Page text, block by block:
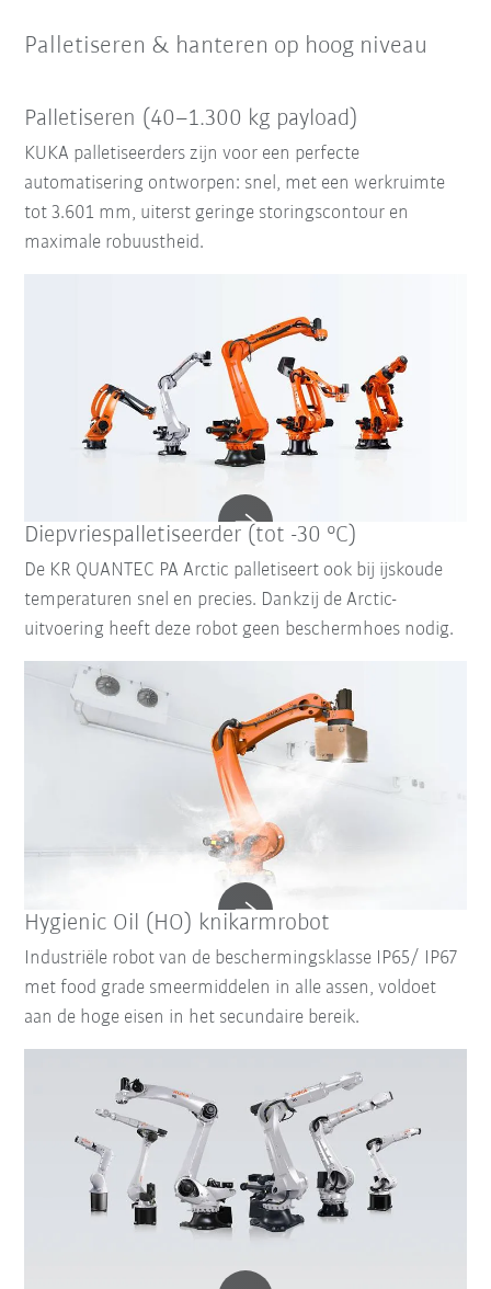
Palletiseren & hanteren op hoog niveau
Palletiseren (40–1.300 kg payload)
KUKA palletiseerders zijn voor een perfecte
automatisering ontworpen: snel, met een werkruimte
tot 3.601 mm, uiterst geringe storingscontour en
maximale robuustheid.
Diepvriespalletiseerder (tot -30 °C)
De KR QUANTEC PA Arctic palletiseert ook bij ijskoude
temperaturen snel en precies. Dankzij de Arctic-
uitvoering heeft deze robot geen beschermhoes nodig.
Hygienic Oil (HO) knikarmrobot
Industriële robot van de beschermingsklasse IP65/ IP67
met food grade smeermiddelen in alle assen, voldoet
aan de hoge eisen in het secundaire bereik.